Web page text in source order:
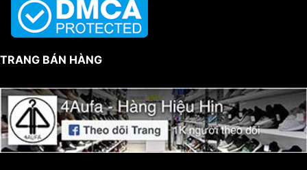
TRANG BÁN HÀNG